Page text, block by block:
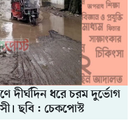
দীর্ঘদিন ধরে চরম দুর্ভোগ
ছবি : চেকপোস্ট